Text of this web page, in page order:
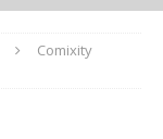
Comixity